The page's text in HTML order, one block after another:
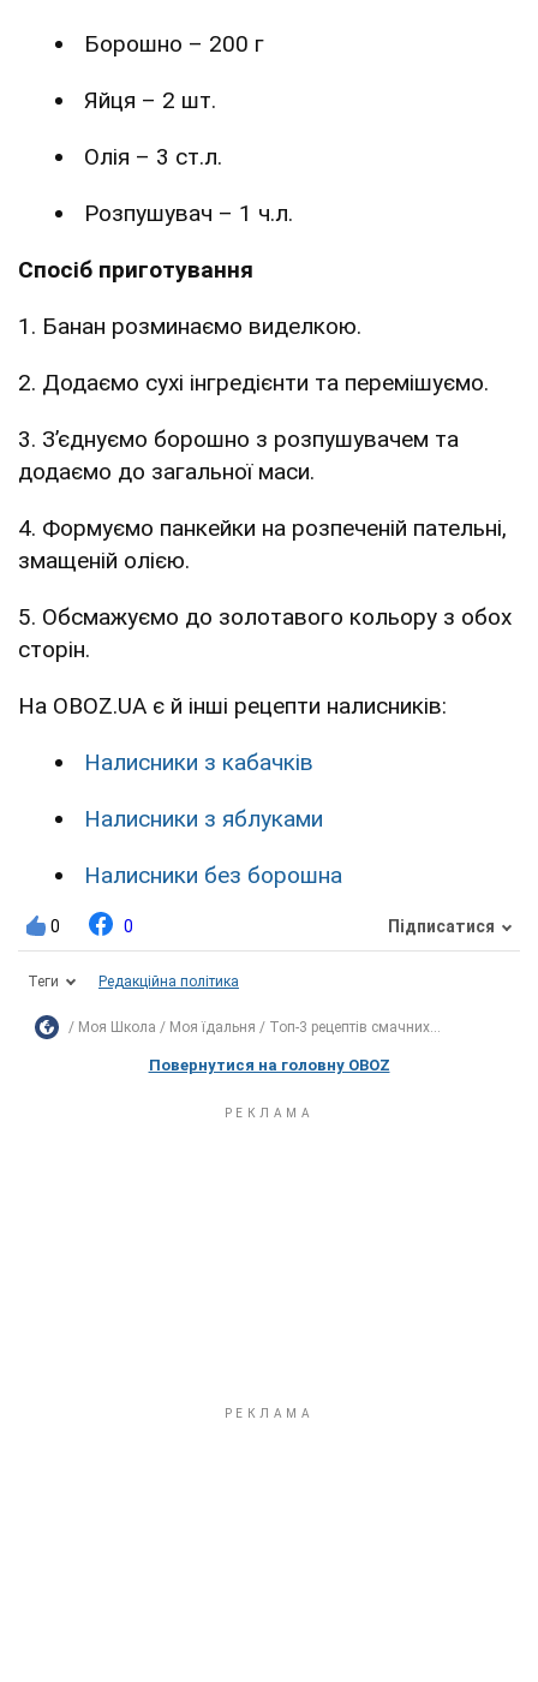
Борошно – 200 г
Яйця – 2 шт.
Олія – 3 ст.л.
Розпушувач – 1 ч.л.
Спосіб приготування
1. Банан розминаємо виделкою.
2. Додаємо сухі інгредієнти та перемішуємо.
3. З’єднуємо борошно з розпушувачем та
додаємо до загальної маси.
4. Формуємо панкейки на розпеченій пательні,
змащеній олією.
5. Обсмажуємо до золотавого кольору з обох
сторін.
На OBOZ.UA є й інші рецепти налисників:
Налисники з кабачків
Налисники з яблуками
Налисники без борошна
0 0 Підписатися
Теги Редакційна політика
Моя Школа Моя їдальня Топ-3 рецептів смачних...
Повернутися на головну OBOZ